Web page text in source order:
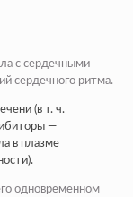
с сердечными
сердечного ритма.
(в т. ч.
—
в плазме
одновременном